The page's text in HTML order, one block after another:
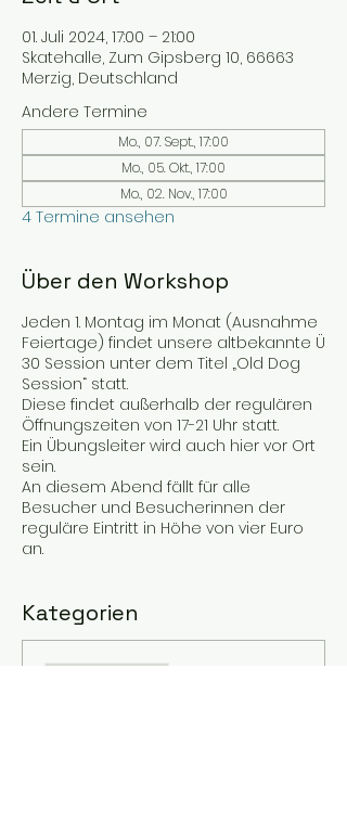
01. Juli 2024, 17:00 – 21:00
Skatehalle, Zum Gipsberg 10, 66663
Merzig, Deutschland
Andere Termine
Mo., 07. Sept., 17:00
Mo., 05. Okt., 17:00
Mo., 02. Nov., 17:00
4 Termine ansehen
Über den Workshop
Jeden 1. Montag im Monat (Ausnahme
Feiertage) findet unsere altbekannte Ü
30 Session unter dem Titel „Old Dog
Session“ statt.
Diese findet außerhalb der regulären
Öffnungszeiten von 17-21 Uhr statt.
Ein Übungsleiter wird auch hier vor Ort
sein.
An diesem Abend fällt für alle
Besucher und Besucherinnen der
reguläre Eintritt in Höhe von vier Euro
an.
Kategorien